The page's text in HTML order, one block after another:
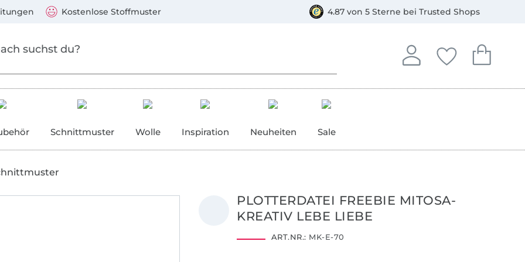
Kostenlose Stoffmuster 4.87 von 5 Sterne bei Trusted Shops
Anmelden
In deinem Konto
Deine
Du hast keine
Dein
Du hast
Schnittmuster Wolle Inspiration Neuheiten Sale
PLOTTERDATEI FREEBIE MITOSA-
KREATIV LEBE LIEBE
ART.NR.: MK-E-70
Mastercard, PayPal, Giropay, Kauf auf Rechnung, Vorkasse